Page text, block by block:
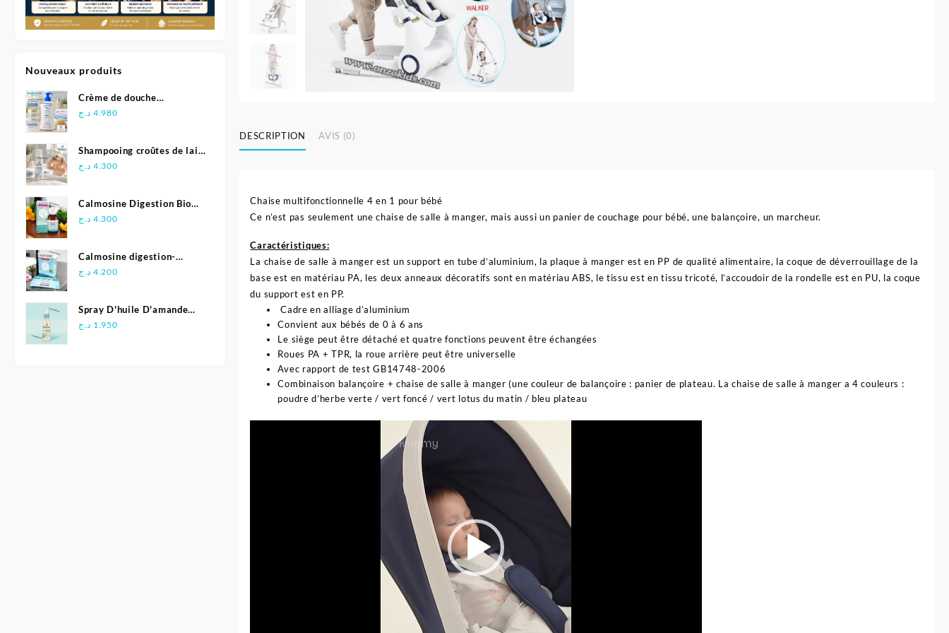
Nouveaux produits
Crème de douche
Relipidante - Neutraderm
4.980 د.ج
Shampooing croûtes de lait
- Biolane
4.300 د.ج
Calmosine Digestion Bio
Bébé 100 ml
4.300 د.ج
Calmosine digestion-
Biolane
4.200 د.ج
Spray D'huile D'amande
Douce - Biolane
1.950 د.ج
DESCRIPTION AVIS (0)
Chaise multifonctionnelle 4 en 1 pour bébé
Ce n’est pas seulement une chaise de salle à manger, mais aussi un panier de couchage pour bébé, une balançoire, un marcheur.
Caractéristiques:
La chaise de salle à manger est un support en tube d’aluminium, la plaque à manger est en PP de qualité alimentaire, la coque de déverrouillage de la
base est en matériau PA, les deux anneaux décoratifs sont en matériau ABS, le tissu est en tissu tricoté, l’accoudoir de la rondelle est en PU, la coque
du support est en PP.
Cadre en alliage d’aluminium
Convient aux bébés de 0 à 6 ans
Le siège peut être détaché et quatre fonctions peuvent être échangées
Roues PA + TPR, la roue arrière peut être universelle
Avec rapport de test GB14748-2006
Combinaison balançoire + chaise de salle à manger (une couleur de balançoire : panier de plateau. La chaise de salle à manger a 4 couleurs :
poudre d’herbe verte / vert foncé / vert lotus du matin / bleu plateau